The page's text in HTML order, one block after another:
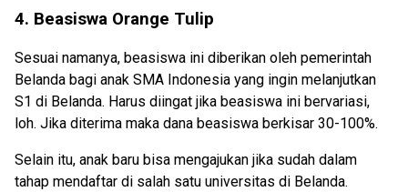
4. Beasiswa Orange Tulip
Sesuai namanya, beasiswa ini diberikan oleh pemerintah
Belanda bagi anak SMA Indonesia yang ingin melanjutkan
S1 di Belanda. Harus diingat jika beasiswa ini bervariasi,
loh. Jika diterima maka dana beasiswa berkisar 30-100%.
Selain itu, anak baru bisa mengajukan jika sudah dalam
tahap mendaftar di salah satu universitas di Belanda.